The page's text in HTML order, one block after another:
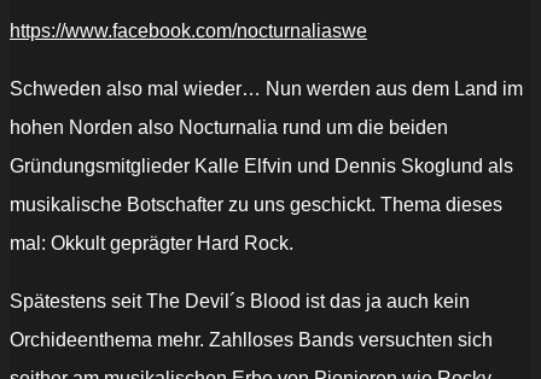
https://www.facebook.com/nocturnaliaswe
Schweden also mal wieder… Nun werden aus dem Land im
hohen Norden also Nocturnalia rund um die beiden
Gründungsmitglieder Kalle Elfvin und Dennis Skoglund als
musikalische Botschafter zu uns geschickt. Thema dieses
mal: Okkult geprägter Hard Rock.
Spätestens seit The Devil´s Blood ist das ja auch kein
Orchideenthema mehr. Zahlloses Bands versuchten sich